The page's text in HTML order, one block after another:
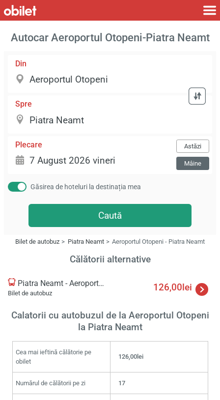
Autocar Aeroportul Otopeni-Piatra Neamt
Din
Spre
Plecare Astăzi
Mâine
Găsirea de hoteluri la destinația mea
Caută
Bilet de autobuz Piatra Neamt Aeroportul Otopeni - Piatra Neamt
Călătorii alternative
Piatra Neamt - Aeroportul Otopeni
Bilet de autobuz
126,00lei
Calatorii cu autobuzul de la Aeroportul Otopeni
la Piatra Neamt
Cea mai ieftină călătorie pe
obilet
126,00lei
Numărul de călătorii pe zi 17